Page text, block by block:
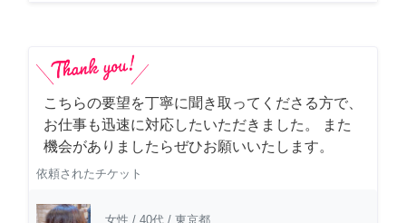
こちらの要望を丁寧に聞き取ってくださる方で、
お仕事も迅速に対応したいただきました。 また
機会がありましたらぜひお願いいたします。
依頼されたチケット
女性 / 40代 / 東京都